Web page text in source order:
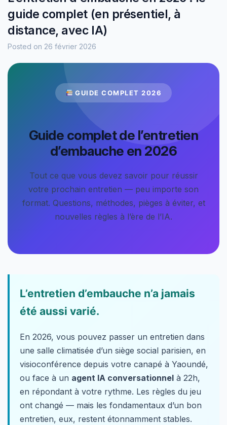
guide complet (en présentiel, à
distance, avec IA)
Posted on 26 février 2026
GUIDE COMPLET 2026
Guide complet de l’entretien
d’embauche en 2026
Tout ce que vous devez savoir pour réussir
votre prochain entretien — peu importe son
format. Questions, méthodes, pièges à éviter, et
nouvelles règles à l’ère de l’IA.
L’entretien d’embauche n’a jamais
été aussi varié.
En 2026, vous pouvez passer un entretien dans
une salle climatisée d’un siège social parisien, en
visioconférence depuis votre canapé à Yaoundé,
ou face à un agent IA conversationnel à 22h,
en répondant à votre rythme. Les règles du jeu
ont changé — mais les fondamentaux d’un bon
entretien, eux, restent étonnamment stables.